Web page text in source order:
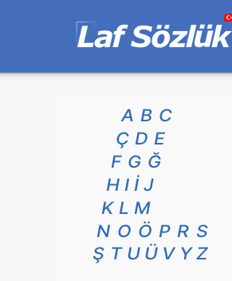
A B C
Ç D E
F G Ğ
H I İ J
K L M
N O Ö P R S
Ş T U Ü V Y Z